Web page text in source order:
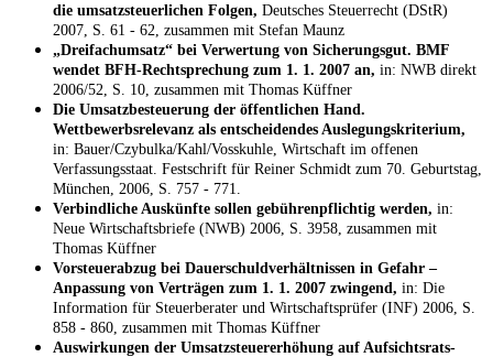
die umsatzsteuerlichen Folgen, Deutsches Steuerrecht (DStR)
2007, S. 61 - 62, zusammen mit Stefan Maunz
„Dreifachumsatz“ bei Verwertung von Sicherungsgut. BMF
wendet BFH-Rechtsprechung zum 1. 1. 2007 an, in: NWB direkt
2006/52, S. 10, zusammen mit Thomas Küffner
Die Umsatzbesteuerung der öffentlichen Hand.
Wettbewerbsrelevanz als entscheidendes Auslegungskriterium,
in: Bauer/Czybulka/Kahl/Vosskuhle, Wirtschaft im offenen
Verfassungsstaat. Festschrift für Reiner Schmidt zum 70. Geburtstag,
München, 2006, S. 757 - 771.
Verbindliche Auskünfte sollen gebührenpflichtig werden, in:
Neue Wirtschaftsbriefe (NWB) 2006, S. 3958, zusammen mit
Thomas Küffner
Vorsteuerabzug bei Dauerschuldverhältnissen in Gefahr –
Anpassung von Verträgen zum 1. 1. 2007 zwingend, in: Die
Information für Steuerberater und Wirtschaftsprüfer (INF) 2006, S.
858 - 860, zusammen mit Thomas Küffner
Auswirkungen der Umsatzsteuererhöhung auf Aufsichtsrats-